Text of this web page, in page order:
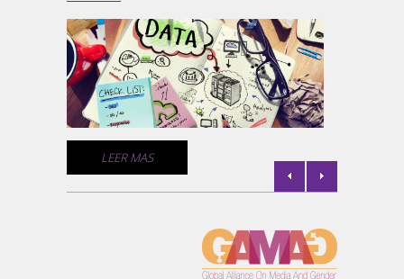
LEER MAS